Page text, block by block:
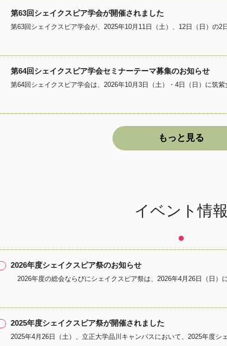
第63回シェイクスピア学会が開催されました
第64回シェイクスピア学会セミナーテーマ募集のお知らせ
もっと見る
イベント情報
2026年度シェイクスピア祭のお知らせ
2025年度シェイクスピア祭が開催されました